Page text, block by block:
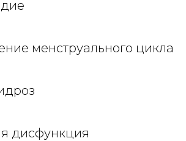
менструального цикла
дисфункция